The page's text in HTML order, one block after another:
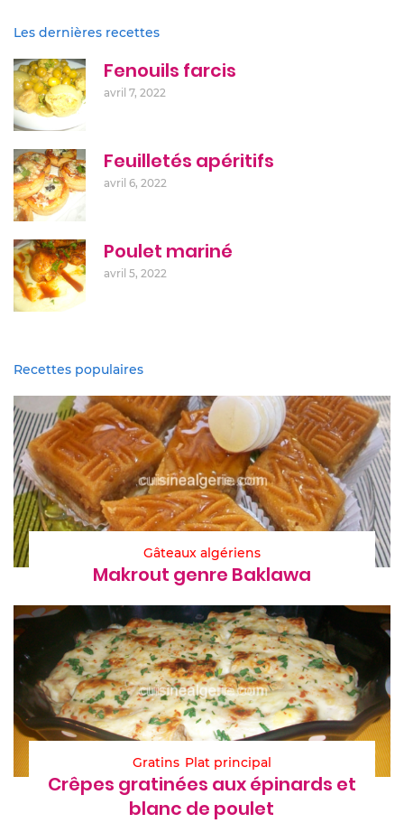
Les dernières recettes
Fenouils farcis
avril 7, 2022
Feuilletés apéritifs
avril 6, 2022
Poulet mariné
avril 5, 2022
Recettes populaires
Gâteaux algériens
Makrout genre Baklawa
Gratins Plat principal
Crêpes gratinées aux épinards et
blanc de poulet